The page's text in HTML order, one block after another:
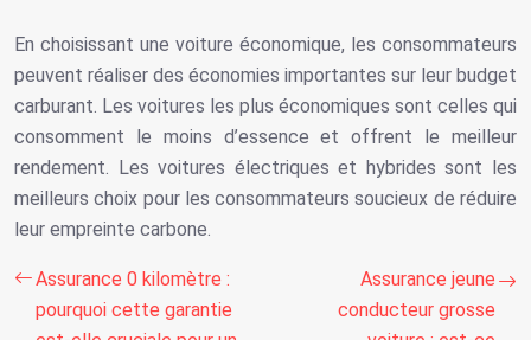
En choisissant une voiture économique, les consommateurs
peuvent réaliser des économies importantes sur leur budget
carburant. Les voitures les plus économiques sont celles qui
consomment le moins d’essence et offrent le meilleur
rendement. Les voitures électriques et hybrides sont les
meilleurs choix pour les consommateurs soucieux de réduire
leur empreinte carbone.
Assurance 0 kilomètre :
pourquoi cette garantie
Assurance jeune
conducteur grosse